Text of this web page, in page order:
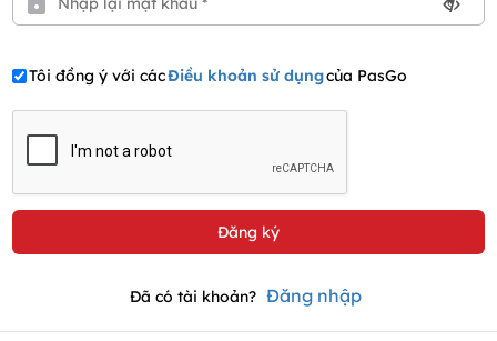
Tôi đồng ý với cácĐiều khoản sử dụngcủa PasGo
Đã có tài khoản? Đăng nhập